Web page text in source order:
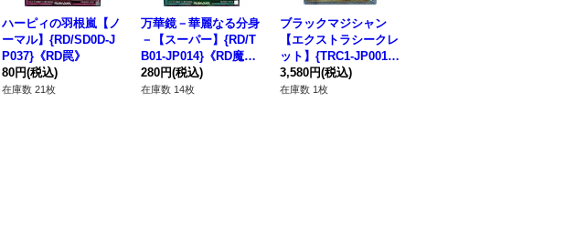
ハーピィの羽根嵐【ノ
ーマル】{RD/SD0D-J
P037}《RD罠》
80円(税込)
在庫数 21枚
万華鏡－華麗なる分身
－【スーパー】{RD/T
B01-JP014}《RD魔
法》
280円(税込)
在庫数 14枚
ブラックマジシャン
【エクストラシークレ
ット】{TRC1-JP001}
《モンスター》
3,580円(税込)
在庫数 1枚